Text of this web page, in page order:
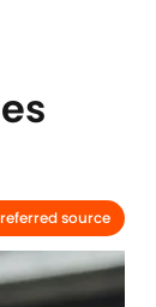
source